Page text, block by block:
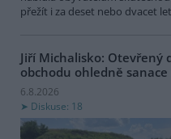
přežít i za deset nebo dvacet
Jiří Michalisko: Otevřený
obchodu ohledně
6.8.2026
Diskuse: 18